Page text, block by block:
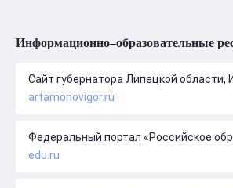
Информационно–образовательные
Сайт губернатора Липецкой области,
artamonovigor.ru
Федеральный портал «Российское
edu.ru